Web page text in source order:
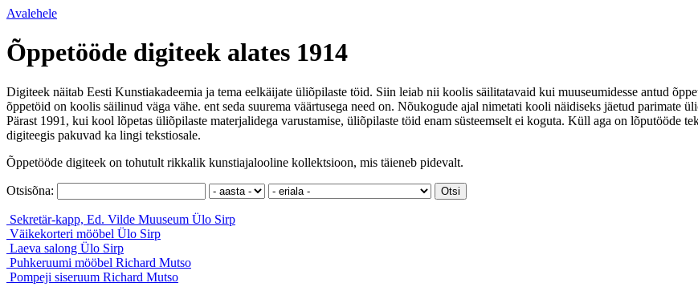
Avalehele
Õppetööde digiteek alates 1914
Digiteek näitab Eesti Kunstiakadeemia ja tema eelkäijate üliõpilaste töid. Siin leiab nii koolis säilitatavaid kui muuseumidesse antud
õppetöid on koolis säilinud väga vähe. ent seda suurema väärtusega need on. Nõukogude ajal nimetati kooli näidiseks jäetud parimate
Pärast 1991, kui kool lõpetas üliõpilaste materjalidega varustamise, üliõpilaste töid enam süsteemselt ei koguta. Küll aga on lõputööde
digiteegis pakuvad ka lingi tekstiosale.
Õppetööde digiteek on tohutult rikkalik kunstiajalooline kollektsioon, mis täieneb pidevalt.
Otsisõna:
Sekretär-kapp, Ed. Vilde Muuseum Ülo Sirp
Väikekorteri mööbel Ülo Sirp
Laeva salong Ülo Sirp
Puhkeruumi mööbel Richard Mutso
Pompeji siseruum Richard Mutso